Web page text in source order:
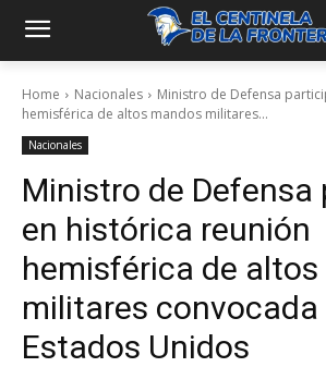
Home Nacionales
Ministro de Defensa
hemisférica de altos mandos militares...
Nacionales
Ministro de
en histórica reunión
hemisférica de
militares convocada
Estados Unidos